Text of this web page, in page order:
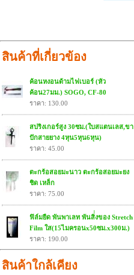
สินค้าที่เกี่ยวข้อง
ค้อนหงอนด้ามไฟเบอร์ (หัว
ค้อน27มม.) SOGO, CF-80
ราคา: 130.00
สปริงเกอร์สูง 30ซม.(ใบสแตนเลส,ขา
ปักสายยาง 4หุน5หุน6หุน)
ราคา: 45.00
ตะกร้อสอยมะนาว ตะกร้อสอยมะยง
ชิด เหล็ก
ราคา: 75.00
ฟิล์มยืด พันพาเลท พันสิ่่งของ Stretch
Film ใส(15ไมครอนx50ซม.x300ม.)
ราคา: 190.00
สินค้าใกล้เคียง